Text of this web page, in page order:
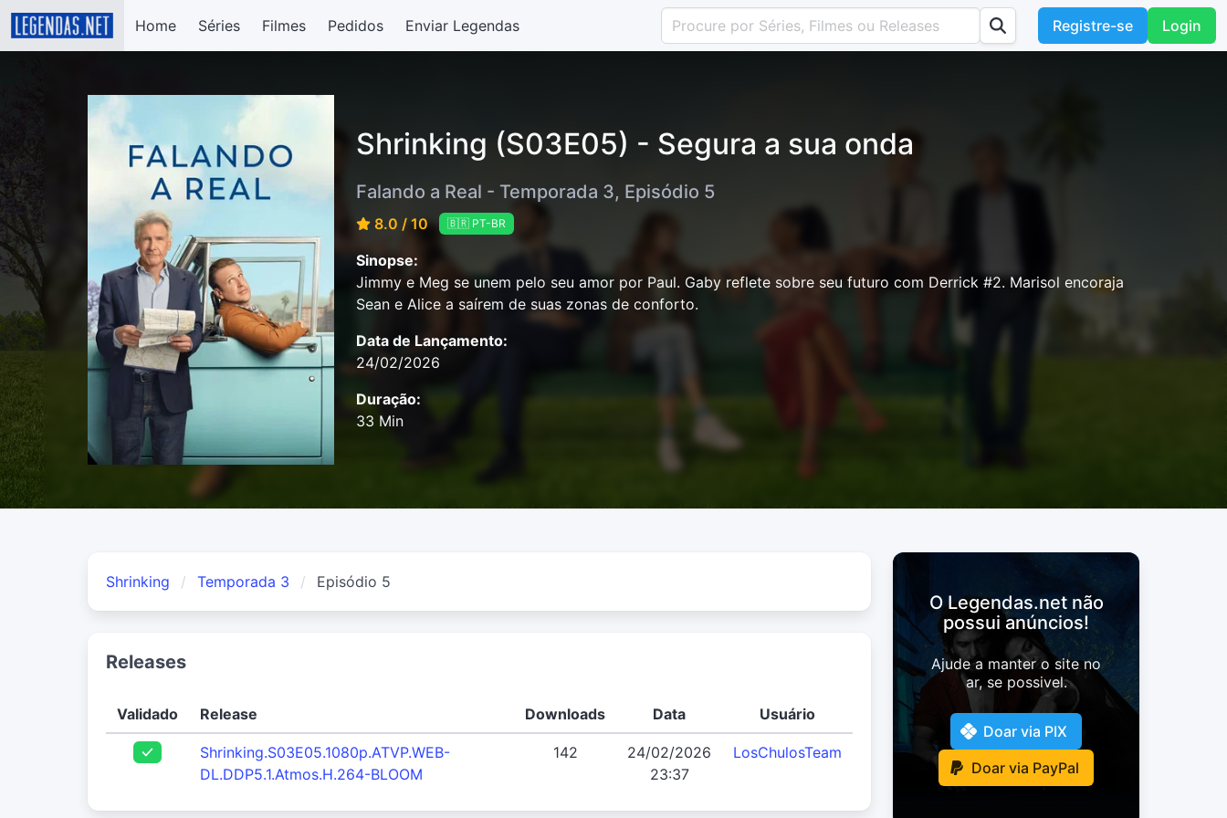
Home Séries Filmes Pedidos Enviar Legendas Registre-se Login
Shrinking (S03E05) - Segura a sua onda
Falando a Real - Temporada 3, Episódio 5
8.0 / 10 🇧🇷 PT-BR
Sinopse:
Jimmy e Meg se unem pelo seu amor por Paul. Gaby reflete sobre seu futuro com Derrick #2. Marisol encoraja
Sean e Alice a saírem de suas zonas de conforto.
Data de Lançamento:
24/02/2026
Duração:
33 Min
Shrinking Temporada 3 Episódio 5
Releases
Validado Release Downloads Data Usuário
Shrinking.S03E05.1080p.ATVP.WEB-
DL.DDP5.1.Atmos.H.264-BLOOM
142
24/02/2026
23:37
LosChulosTeam
O Legendas.net não
possui anúncios!
Ajude a manter o site no
ar, se possivel.
Doar via PIX
Doar via PayPal